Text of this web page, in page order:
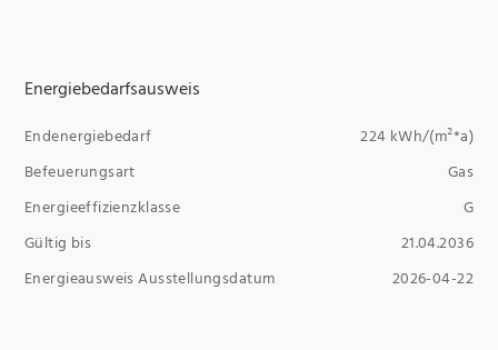
Energiebedarfsausweis
Endenergiebedarf
224 kWh/(m²*a)
Befeuerungsart
Gas
Energieeffizienzklasse
G
Gültig bis
21.04.2036
Energieausweis Ausstellungsdatum
2026-04-22